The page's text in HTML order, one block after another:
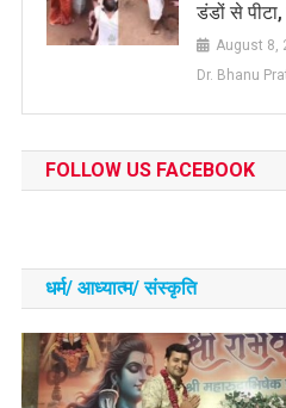
डंडों से
August 8,
Dr. Bhanu
FOLLOW US FACEBOOK
धर्म/ आध्‍यात्‍म/ संस्‍कृति